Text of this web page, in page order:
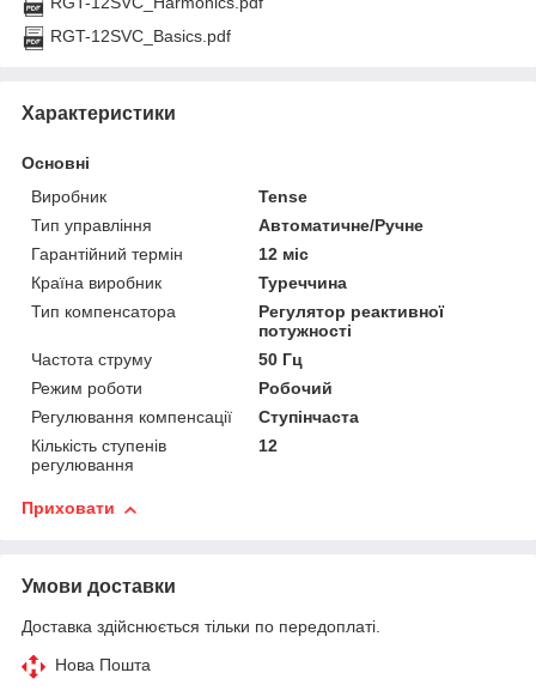
RGT-12SVC_Basics.pdf
Характеристики
Основні
Виробник
Tense
Тип управління
Автоматичне/Ручне
Гарантійний термін
12 міс
Країна виробник
Туреччина
Тип компенсатора
Регулятор реактивної
потужності
Частота струму
50 Гц
Режим роботи
Робочий
Регулювання компенсації
Ступінчаста
Кількість ступенів
регулювання
12
Приховати
Умови доставки
Доставка здійснюється тільки по передоплаті.
Нова Пошта